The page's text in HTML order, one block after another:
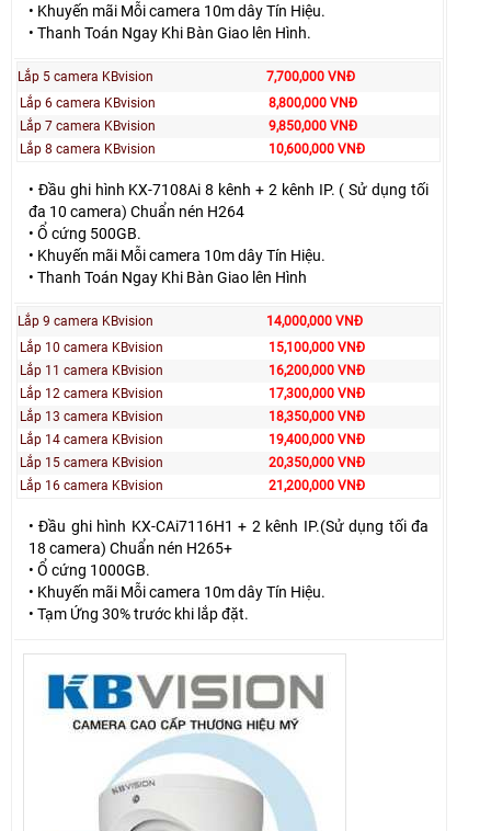
• Khuyến mãi Mỗi camera 10m dây Tín Hiệu.
• Thanh Toán Ngay Khi Bàn Giao lên Hình.
Lắp 5 camera KBvision
7,700,000 VNĐ
Lắp 6 camera KBvision
8,800,000 VNĐ
Lắp 7 camera KBvision
9,850,000 VNĐ
Lắp 8 camera KBvision
10,600,000 VNĐ
• Đầu ghi hình KX-7108Ai 8 kênh + 2 kênh IP. ( Sử dụng tối
đa 10 camera) Chuẩn nén H264
• Ổ cứng 500GB.
• Khuyến mãi Mỗi camera 10m dây Tín Hiệu.
• Thanh Toán Ngay Khi Bàn Giao lên Hình
Lắp 9 camera KBvision
14,000,000 VNĐ
Lắp 10 camera KBvision
15,100,000 VNĐ
Lắp 11 camera KBvision
16,200,000 VNĐ
Lắp 12 camera KBvision
17,300,000 VNĐ
Lắp 13 camera KBvision
18,350,000 VNĐ
Lắp 14 camera KBvision
19,400,000 VNĐ
Lắp 15 camera KBvision
20,350,000 VNĐ
Lắp 16 camera KBvision
21,200,000 VNĐ
• Đầu ghi hình KX-CAi7116H1 + 2 kênh IP.(Sử dụng tối đa
18 camera) Chuẩn nén H265+
• Ổ cứng 1000GB.
• Khuyến mãi Mỗi camera 10m dây Tín Hiệu.
• Tạm Ứng 30% trước khi lắp đặt.